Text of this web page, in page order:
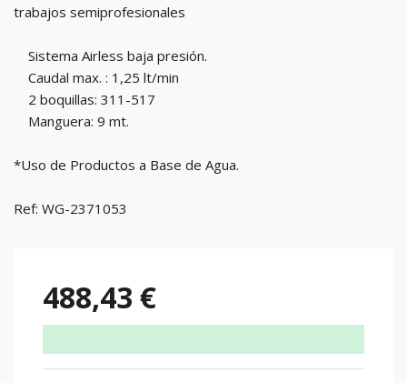
trabajos semiprofesionales
Sistema Airless baja presión.
Caudal max. : 1,25 lt/min
2 boquillas: 311-517
Manguera: 9 mt.
*Uso de Productos a Base de Agua.
Ref: WG-2371053
488,43 €